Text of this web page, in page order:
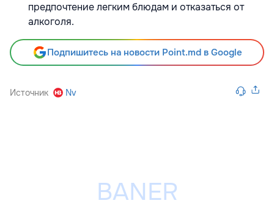
предпочтение легким блюдам и отказаться от
алкоголя.
Подпишитесь на новости Point.md в Google
Источник Nv